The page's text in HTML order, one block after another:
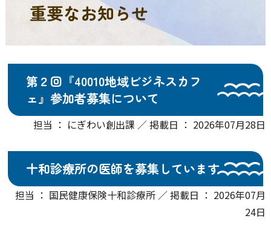
重要なお知らせ
第２回『40010地域ビジネスカフ
ェ』参加者募集について
担当 ： にぎわい創出課 ／ 掲載日 ： 2026年07月28日
十和診療所の医師を募集しています
担当 ： 国民健康保険十和診療所 ／ 掲載日 ： 2026年07月
24日